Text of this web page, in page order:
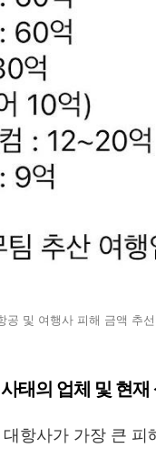
공 및 여행사 피해 금액 추선
태의 업체 및 현재
항사가 가장 큰 피